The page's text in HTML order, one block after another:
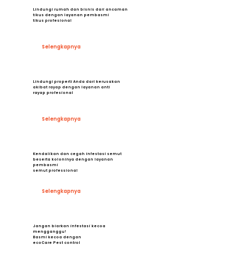
Lindungi rumah dan bisnis dari ancaman
tikus dengan layanan pembasmi
tikus profesional
Selengkapnya
Lindungi properti Anda dari kerusakan
akibat rayap dengan layanan anti
rayap profesional
Selengkapnya
Kendalikan dan cegah infestasi semut
beserta koloninya dengan layanan
pembasmi
semut professional
Selengkapnya
Jangan biarkan infestasi kecoa
mengganggu!
Basmi kecoa dengan
ecoCare Pest control